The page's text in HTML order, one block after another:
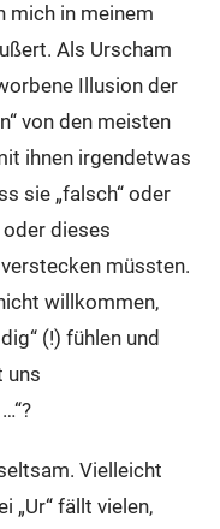
mich in meinem
Als Urscham
Illusion der
von den meisten
ihnen irgendetwas
sie „falsch“ oder
oder dieses
müssten.
willkommen,
(!) fühlen und
uns
Vielleicht
„Ur“ fällt vielen,